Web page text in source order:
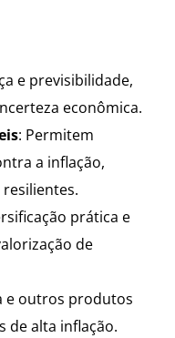
e previsibilidade,
econômica.
: Permitem
a inflação,
prática e
de
e outros produtos
de alta inflação.